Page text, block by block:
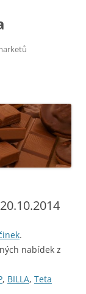
.
nabídek z
, BILLA, Teta